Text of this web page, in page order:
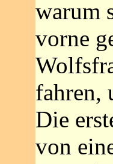
warum
vorne
fahren,
Die
von